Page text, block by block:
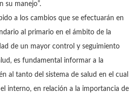
su manejo”.
a los cambios que se efectuarán en
al primario en el ámbito de la
de un mayor control y seguimiento
es fundamental informar a la
al tanto del sistema de salud en el cual
interno, en relación a la importancia de